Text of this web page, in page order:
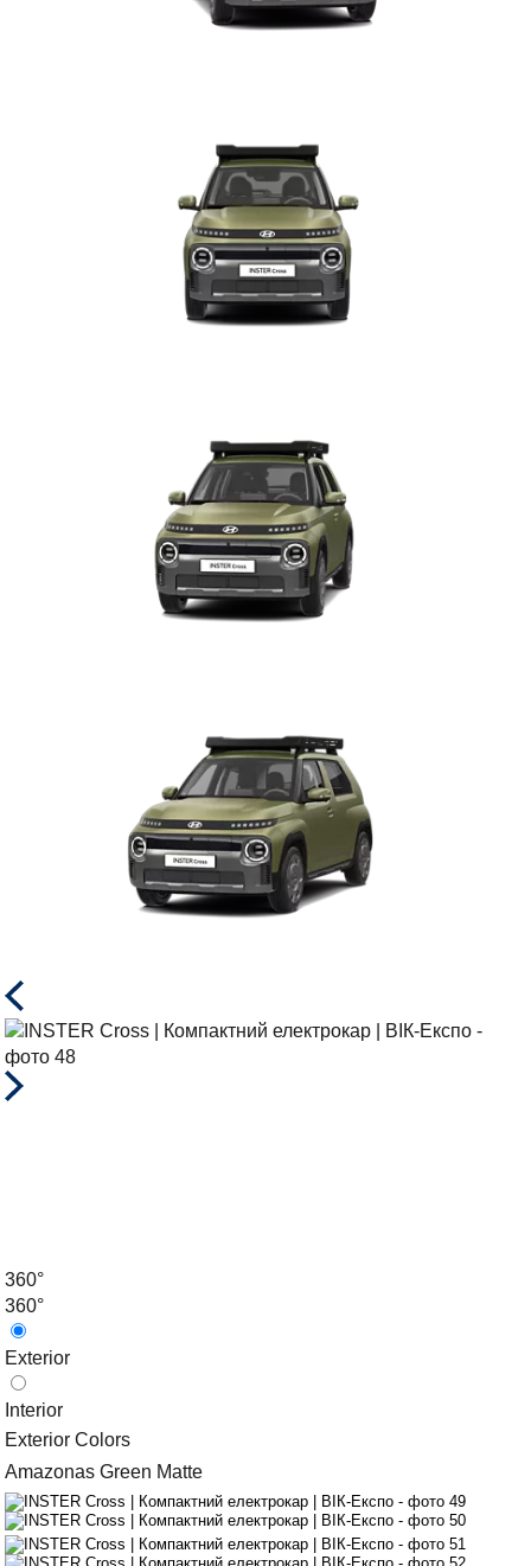
360°
360°
Exterior
Interior
Exterior Colors
Amazonas Green Matte